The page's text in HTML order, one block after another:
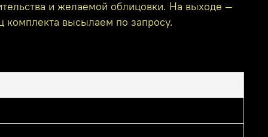
и желаемой облицовки. На выходе —
высылаем по запросу.